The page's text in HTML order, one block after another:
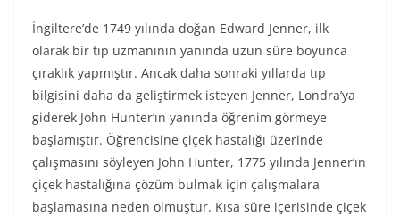
İngiltere’de 1749 yılında doğan Edward Jenner, ilk
olarak bir tıp uzmanının yanında uzun süre boyunca
çıraklık yapmıştır. Ancak daha sonraki yıllarda tıp
bilgisini daha da geliştirmek isteyen Jenner, Londra’ya
giderek John Hunter’ın yanında öğrenim görmeye
başlamıştır. Öğrencisine çiçek hastalığı üzerinde
çalışmasını söyleyen John Hunter, 1775 yılında Jenner’ın
çiçek hastalığına çözüm bulmak için çalışmalara
başlamasına neden olmuştur. Kısa süre içerisinde çiçek